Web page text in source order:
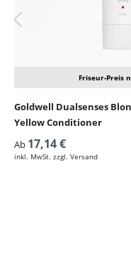
Friseur-Preis
Goldwell Dualsenses
Yellow Conditioner
Ab 17,14 €
inkl. MwSt. zzgl. Versand